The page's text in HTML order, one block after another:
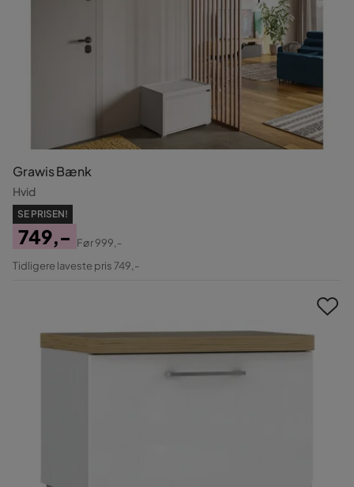
Grawis Bænk
Hvid
SE PRISEN!
Pris
749,-
Original
Før999,-
Tidligere laveste pris 749,-